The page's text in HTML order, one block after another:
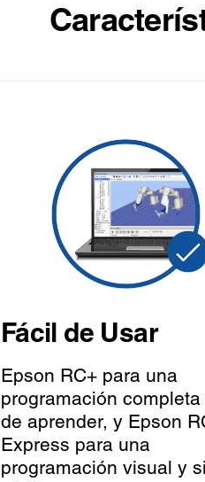
Fácil de Usar
Epson RC+ para una
programación completa
de aprender, y Epson
Express para una
programación visual y